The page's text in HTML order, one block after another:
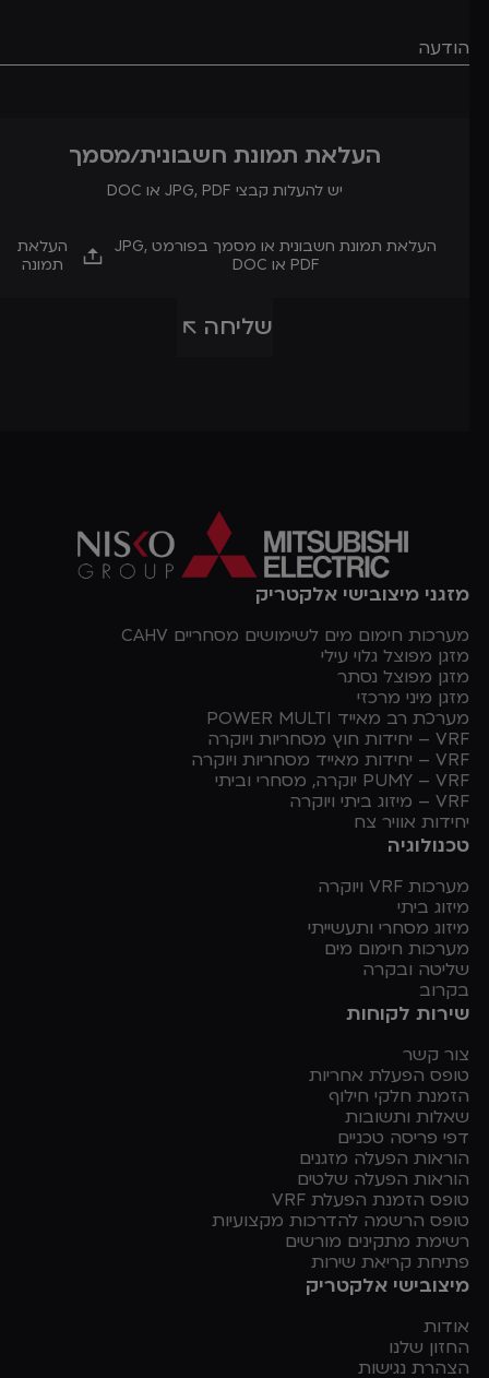
העלאת תמונת חשבונית/מסמך
יש להעלות קבצי JPG, PDF או DOC
העלאת תמונת חשבונית או מסמך בפורמט JPG,
PDF או DOC
העלאת
תמונה
שליחה
מזגני מיצובישי אלקטריק
מערכות חימום מים לשימושים מסחריים CAHV
מזגן מפוצל גלוי עילי
מזגן מפוצל נסתר
מזגן מיני מרכזי
מערכת רב מאייד POWER MULTI
VRF – יחידות חוץ מסחריות ויוקרה
VRF – יחידות מאייד מסחריות ויוקרה
PUMY – VRF יוקרה, מסחרי וביתי
VRF – מיזוג ביתי ויוקרה
יחידות אוויר צח
טכנולוגיה
מערכות VRF ויוקרה
מיזוג ביתי
מיזוג מסחרי ותעשייתי
מערכות חימום מים
שליטה ובקרה
בקרוב
שירות לקוחות
צור קשר
טופס הפעלת אחריות
הזמנת חלקי חילוף
שאלות ותשובות
דפי פריסה טכניים
הוראות הפעלה מזגנים
הוראות הפעלה שלטים
טופס הזמנת הפעלת VRF
טופס הרשמה להדרכות מקצועיות
רשימת מתקינים מורשים
פתיחת קריאת שירות
מיצובישי אלקטריק
אודות
החזון שלנו
הצהרת נגישות